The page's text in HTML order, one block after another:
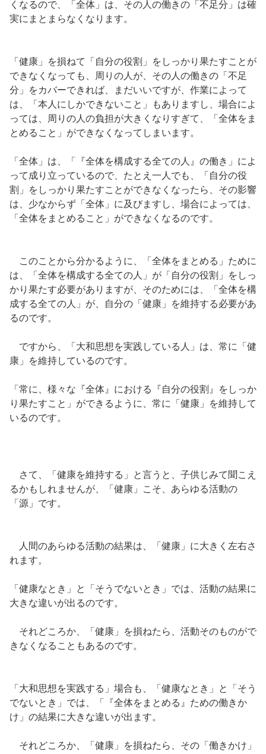
くなるので、「全体」は、その人の働きの「不足分」は確
実にまとまらなくなります。
「健康」を損ねて「自分の役割」をしっかり果たすことが
できなくなっても、周りの人が、その人の働きの「不足
分」をカバーできれば、まだいいですが、作業によって
は、「本人にしかできないこと」もありますし、場合によ
っては、周りの人の負担が大きくなりすぎて、「全体をま
とめること」ができなくなってしまいます。
「全体」は、「『全体を構成する全ての人』の働き」によ
って成り立っているので、たとえ一人でも、「自分の役
割」をしっかり果たすことができなくなったら、その影響
は、少なからず「全体」に及びますし、場合によっては、
「全体をまとめること」ができなくなるのです。
このことから分かるように、「全体をまとめる」ために
は、「全体を構成する全ての人」が「自分の役割」をしっ
かり果たす必要がありますが、そのためには、「全体を構
成する全ての人」が、自分の「健康」を維持する必要があ
るのです。
ですから、「大和思想を実践している人」は、常に「健
康」を維持しているのです。
「常に、様々な『全体』における『自分の役割』をしっか
り果たすこと」ができるように、常に「健康」を維持して
いるのです。
さて、「健康を維持する」と言うと、子供じみて聞こえ
るかもしれませんが、「健康」こそ、あらゆる活動の
「源」です。
人間のあらゆる活動の結果は、「健康」に大きく左右さ
れます。
「健康なとき」と「そうでないとき」では、活動の結果に
大きな違いが出るのです。
それどころか、「健康」を損ねたら、活動そのものがで
きなくなることもあるのです。
「大和思想を実践する」場合も、「健康なとき」と「そう
でないとき」では、「『全体をまとめる』ための働きか
け」の結果に大きな違いが出ます。
それどころか、「健康」を損ねたら、その「働きかけ」